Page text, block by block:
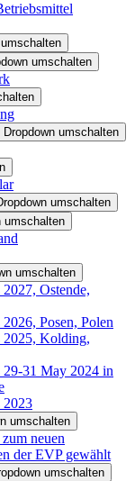
umschalten
Dropdown umschalten
umschalten
umschalten
umschalten
Ostende,
Posen, Polen
2025, Kolding,
29-31 May 2024 in
2023
umschalten
neuen
der EVP gewählt
umschalten